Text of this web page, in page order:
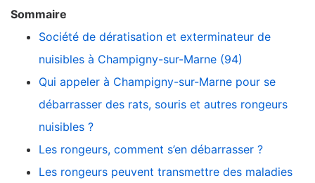
Sommaire
Société de dératisation et exterminateur de
nuisibles à Champigny-sur-Marne (94)
Qui appeler à Champigny-sur-Marne pour se
débarrasser des rats, souris et autres rongeurs
nuisibles ?
Les rongeurs, comment s’en débarrasser ?
Les rongeurs peuvent transmettre des maladies